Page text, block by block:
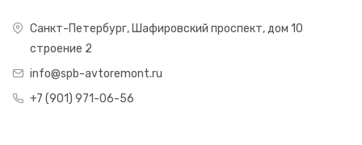
Санкт-Петербург, Шафировский проспект, дом 10
строение 2
info@spb-avtoremont.ru
+7 (901) 971-06-56